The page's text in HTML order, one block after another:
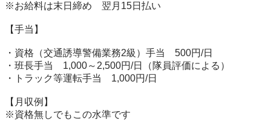
※お給料は末日締め　翌月15日払い
【手当】
・資格（交通誘導警備業務2級）手当　500円/日
・班長手当　1,000～2,500円/日（隊員評価による）
・トラック等運転手当　1,000円/日
【月収例】
※資格無しでもこの水準です